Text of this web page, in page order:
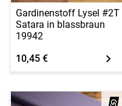
Gardinenstoff Lysel #2T
Satara in blassbraun
19942
10,45 €